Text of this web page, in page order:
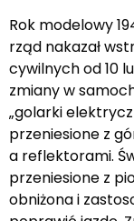
Rok modelowy
rząd nakazał
cywilnych od 10
zmiany w
„golarki
przeniesione z
a reflektorami.
przeniesione z
obniżona i